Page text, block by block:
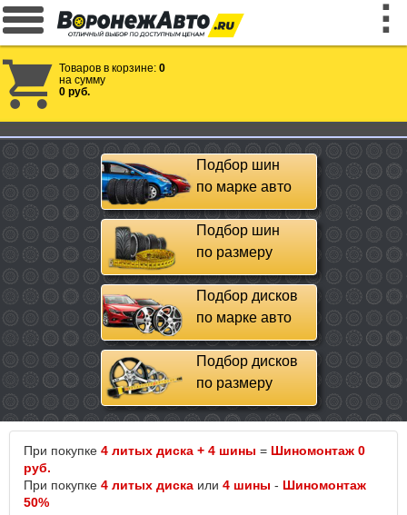
Товаров в корзине: 0
на сумму
0 руб.
Подбор шин
по марке авто
Подбор шин
по размеру
Подбор дисков
по марке авто
Подбор дисков
по размеру
При покупке 4 литых диска + 4 шины = Шиномонтаж 0
руб.
При покупке 4 литых диска или 4 шины - Шиномонтаж
50%